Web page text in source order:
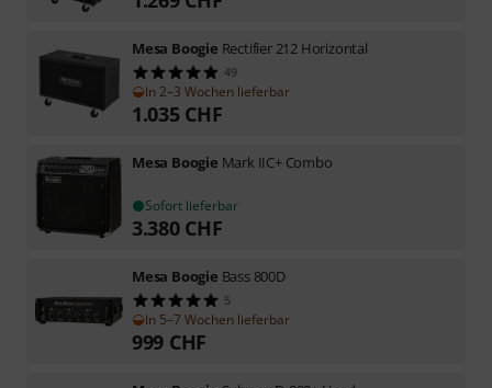
Mesa Boogie Rectifier 212 Horizontal
49
In 2–3 Wochen lieferbar
1.035 CHF
Mesa Boogie Mark IIC+ Combo
Sofort lieferbar
3.380 CHF
Mesa Boogie Bass 800D
5
In 5–7 Wochen lieferbar
999 CHF